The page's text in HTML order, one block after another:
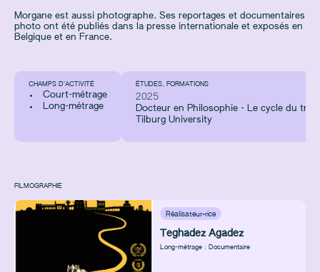
Morgane est aussi photographe. Ses reportages et documentaires
photo ont été publiés dans la presse internationale et exposés en
Belgique et en France.
CHAMPS D’ACTIVITÉ
Court-métrage
Long-métrage
ÉTUDES, FORMATIONS
2025
Docteur en Philosophie - Le cycle du
Tilburg University
FILMOGRAPHIE
Réalisateur·rice
Teghadez Agadez
Long-métrage : Documentaire